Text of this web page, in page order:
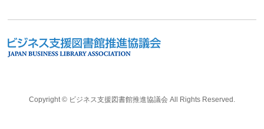
Copyright © ビジネス支援図書館推進協議会All Rights Reserved.